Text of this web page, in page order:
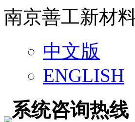
南京善工新材
中文版
ENGLISH
系统咨询热线